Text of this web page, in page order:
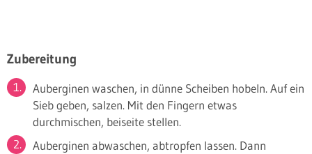
Zubereitung
Auberginen waschen, in dünne Scheiben hobeln. Auf ein
Sieb geben, salzen. Mit den Fingern etwas
durchmischen, beiseite stellen.
Auberginen abwaschen, abtropfen lassen. Dann